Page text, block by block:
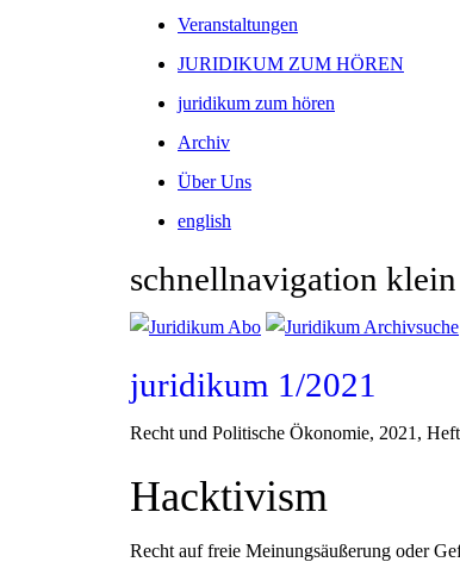
Veranstaltungen
JURIDIKUM ZUM HÖREN
juridikum zum hören
Archiv
Über Uns
english
schnellnavigation klein
juridikum 1/2021
Recht und Politische Ökonomie, 2021,
Hacktivism
Recht auf freie Meinungsäußerung oder